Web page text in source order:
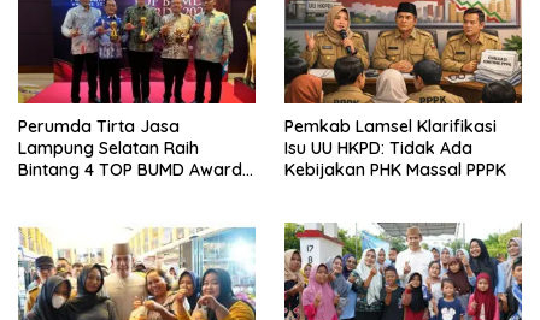
Perumda Tirta Jasa
Lampung Selatan Raih
Bintang 4 TOP BUMD Awards
Pemkab Lamsel Klarifikasi
Isu UU HKPD: Tidak Ada
Kebijakan PHK Massal PPPK